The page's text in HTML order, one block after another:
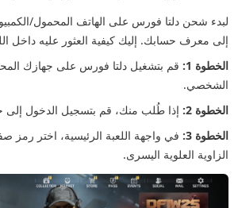
لبدء شحن دلتا فورس على الهاتف المحمول/
إلى معرف حسابك. إليك كيفية العثور عليه داخل
الخطوة 1:
قم بتشغيل دلتا فورس على جهازك
الشخصي.
الخطوة 2:
إذا طُلب منك، قم بتسجيل الدخول إلى
الخطوة 3:
في واجهة اللعبة الرئيسية، اختر
الزاوية العلوية اليسرى.